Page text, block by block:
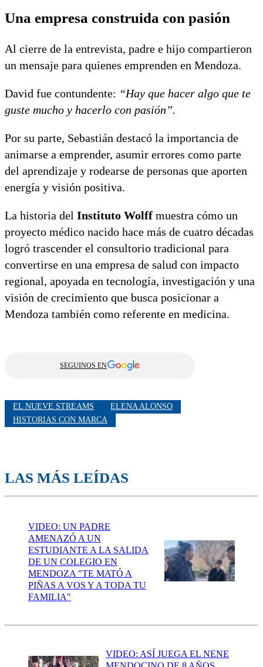
Una empresa construida con pasión
Al cierre de la entrevista, padre e hijo compartieron
un mensaje para quienes emprenden en Mendoza.
David fue contundente: “Hay que hacer algo que te
guste mucho y hacerlo con pasión”.
Por su parte, Sebastián destacó la importancia de
animarse a emprender, asumir errores como parte
del aprendizaje y rodearse de personas que aporten
energía y visión positiva.
La historia del Instituto Wolff muestra cómo un
proyecto médico nacido hace más de cuatro décadas
logró trascender el consultorio tradicional para
convertirse en una empresa de salud con impacto
regional, apoyada en tecnología, investigación y una
visión de crecimiento que busca posicionar a
Mendoza también como referente en medicina.
SEGUINOS EN
EL NUEVE STREAMS
ELENA ALONSO
HISTORIAS CON MARCA
LAS MÁS LEÍDAS
VIDEO: UN PADRE
AMENAZÓ A UN
ESTUDIANTE A LA SALIDA
DE UN COLEGIO EN
MENDOZA "TE MATÓ A
PIÑAS A VOS Y A TODA TU
FAMILIA"
VIDEO: ASÍ JUEGA EL NENE